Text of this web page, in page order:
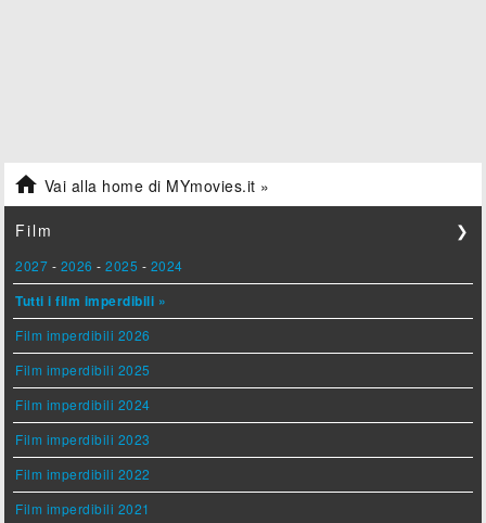
 Vai alla home di MYmovies.it »
Film ❯
2027 - 2026 -2025 - 2024
Tutti i film imperdibili »
Film imperdibili 2026
Film imperdibili 2025
Film imperdibili 2024
Film imperdibili 2023
Film imperdibili 2022
Film imperdibili 2021